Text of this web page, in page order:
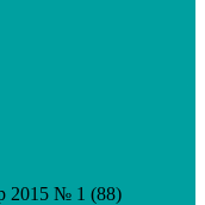
2015 № 1 (88)